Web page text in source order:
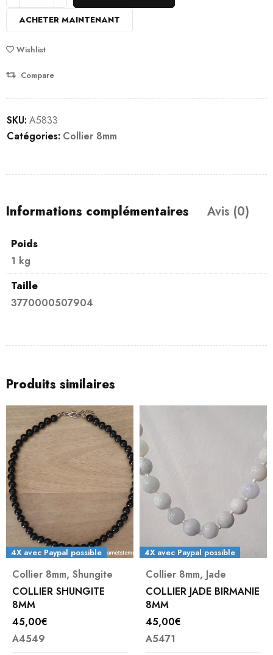
ACHETER MAINTENANT
Wishlist
Compare
SKU: A5833
Catégories: Collier 8mm
Informations complémentaires Avis (0)
Poids
1 kg
Taille
3770000507904
Produits similaires
4X avec Paypal possible
Collier 8mm, Shungite
COLLIER SHUNGITE
8MM
45,00€
A4549
4X avec Paypal possible
Collier 8mm, Jade
COLLIER JADE BIRMANIE
8MM
45,00€
A5471